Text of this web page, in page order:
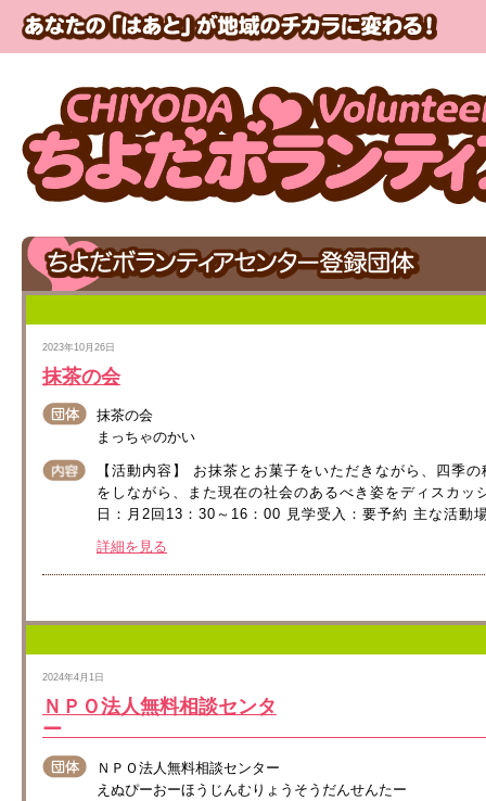
2023年10月26日
抹茶の会
抹茶の会
まっちゃのかい
【活動内容】 お抹茶とお菓子をいただきながら、四季
をしながら、また現在の社会のあるべき姿をディスカ
日：月2回13：30～16：00 見学受入：要予約 主な活動
詳細を見る
2024年4月1日
ＮＰＯ法人無料相談センタ
ＮＰＯ法人無料相
えぬぴーおーほうじんむりょうそうだんせんたー